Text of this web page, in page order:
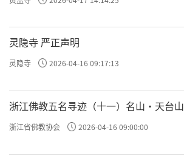
灵隐寺 严正声明
灵隐寺 2026-04-16 09:17:13
浙江佛教五名寻迹（十一）名山·天台山
浙江省佛教协会 2026-04-16 09:00:00